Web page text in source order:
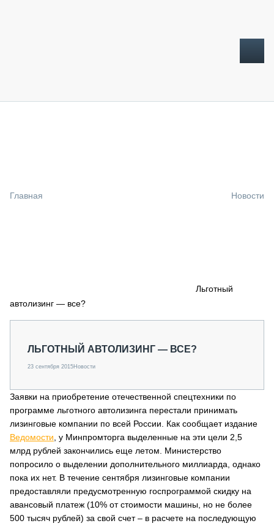
СПЕЦПРОЕКТЫ
О ПРОЕКТЕ
Главная Новости
Льготный
автолизинг — все?
ЛЬГОТНЫЙ АВТОЛИЗИНГ — ВСЕ?
23 сентября 2015Новости
Заявки на приобретение отечественной спецтехники по
программе льготного автолизинга перестали принимать
лизинговые компании по всей России. Как сообщает издание
Ведомости , у Минпромторга выделенные на эти цели 2,5
млрд рублей закончились еще летом. Министерство
попросило о выделении дополнительного миллиарда, однако
пока их нет. В течение сентября лизинговые компании
предоставляли предусмотренную госпрограммой скидку на
авансовый платеж (10% от стоимости машины, но не более
500 тысяч рублей) за свой счет – в расчете на последующую